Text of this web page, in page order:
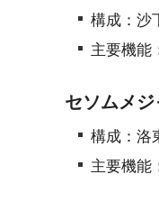
構成：沙
主要機能
セソムメ
構成：洛
主要機能